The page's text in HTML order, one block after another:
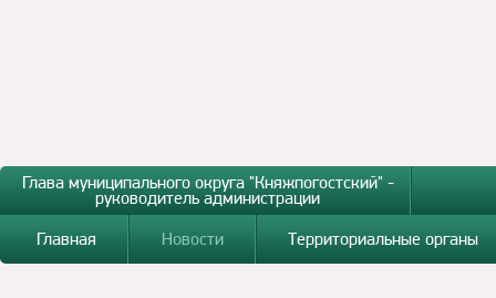
Глава муниципального округа "Княжпогостский" -
руководитель администрации
Главная
Новости Территориальные органы